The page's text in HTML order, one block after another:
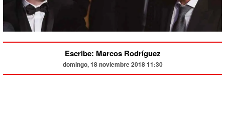
Escribe: Marcos Rodríguez
domingo, 18 noviembre 2018 11:30